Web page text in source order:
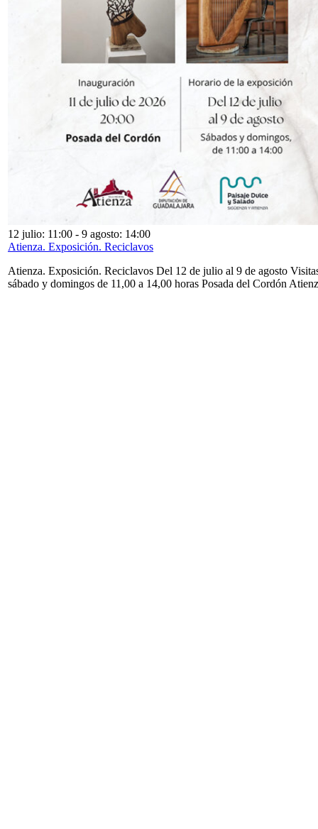
12 julio: 11:00 - 9 agosto: 14:00
Atienza. Exposición. Reciclavos
Atienza. Exposición. Reciclavos Del 12 de julio al 9 de agosto
sábado y domingos de 11,00 a 14,00 horas Posada del Cordón